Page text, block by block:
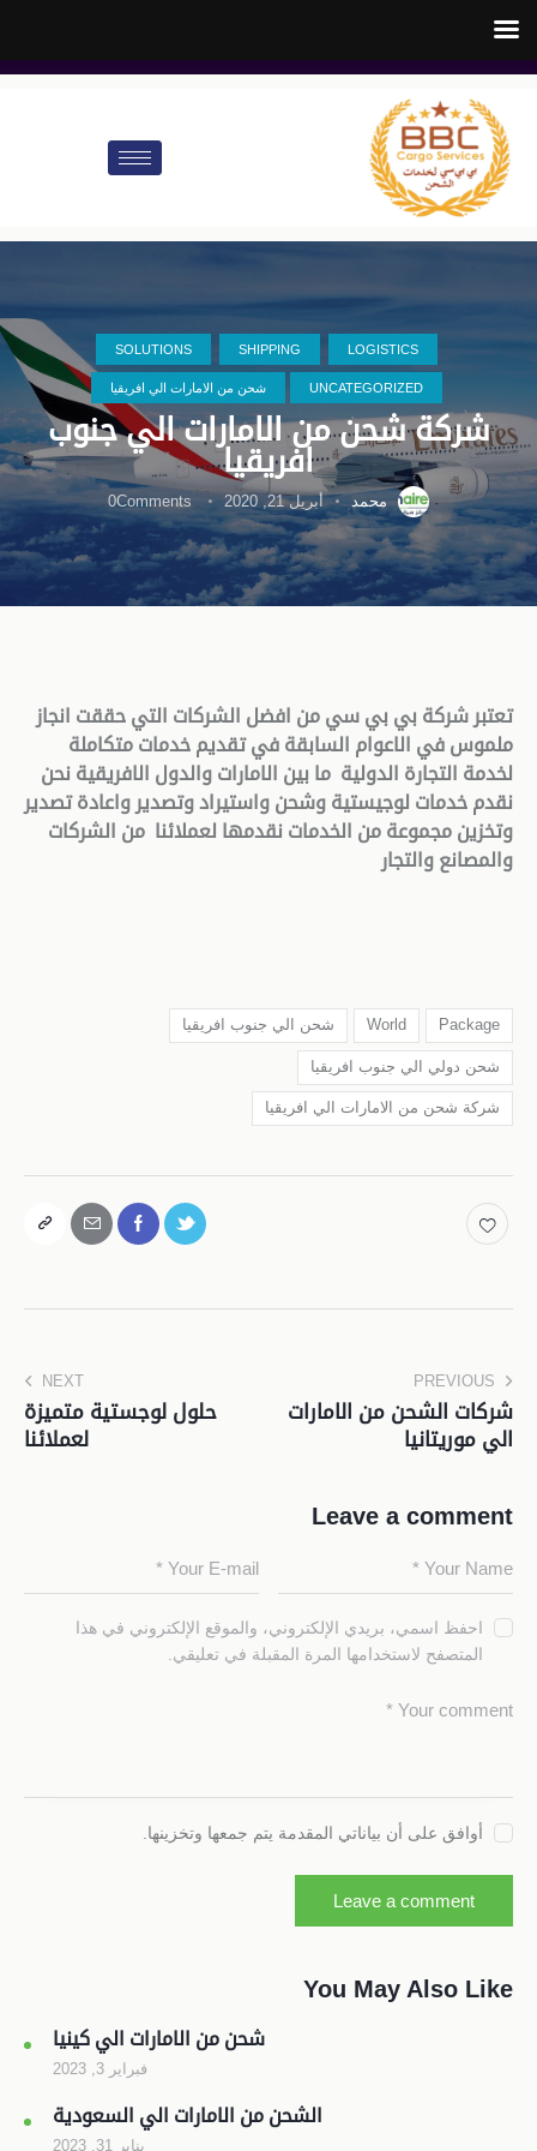
00971545678110
LOGISTICS
SHIPPING
SOLUTIONS
UNCATEGORIZED شحن من الامارات الي افريقيا
شركة شحن من الامارات الي جنوب
افريقيا
محمد أبريل 21, 2020 0Comments
تعتبر شركة بي بي سي من افضل الشركات التي حققت انجاز
ملموس في الاعوام السابقة في تقديم خدمات متكاملة
لخدمة التجارة الدولية ما بين الامارات والدول الافريقية نحن
نقدم خدمات لوجيستية وشحن واستيراد وتصدير واعادة تصدير
وتخزين مجموعة من الخدمات نقدمها لعملائنا من الشركات
والمصانع والتجار
Package
World شحن الي جنوب افريقيا
شحن دولي الي جنوب افريقيا
شركة شحن من الامارات الي افريقيا
PREVIOUS
شركات الشحن من الامارات
الي موريتانيا
NEXT
حلول لوجستية متميزة
لعملائنا
Leave a comment
احفظ اسمي، بريدي الإلكتروني، والموقع الإلكتروني في هذا
المتصفح لاستخدامها المرة المقبلة في تعليقي.
أوافق على أن بياناتي المقدمة يتم جمعها وتخزينها.
You May Also Like
شحن من الامارات الي كينيا
فبراير 3, 2023
الشحن من الامارات الي السعودية
يناير 31, 2023